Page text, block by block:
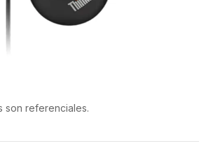
son referenciales.